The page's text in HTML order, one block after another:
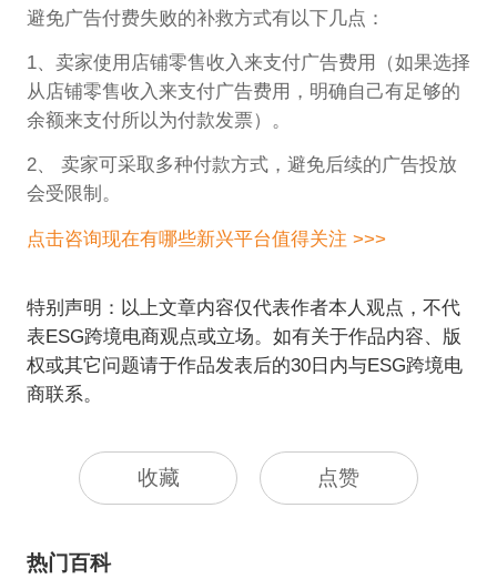
避免广告付费失败的补救方式有以下几点：
1、卖家使用店铺零售收入来支付广告费用（如果选择
从店铺零售收入来支付广告费用，明确自己有足够的
余额来支付所以为付款发票）。
2、 卖家可采取多种付款方式，避免后续的广告投放
会受限制。
点击咨询现在有哪些新兴平台值得关注 >>>
特别声明：以上文章内容仅代表作者本人观点，不代
表ESG跨境电商观点或立场。如有关于作品内容、版
权或其它问题请于作品发表后的30日内与ESG跨境电
商联系。
收藏 点赞
热门百科